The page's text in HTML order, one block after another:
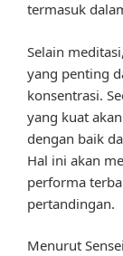
termasuk
Selain
yang penting
konsentrasi.
yang kuat
dengan baik
Hal ini akan
performa
pertandingan.
Menurut